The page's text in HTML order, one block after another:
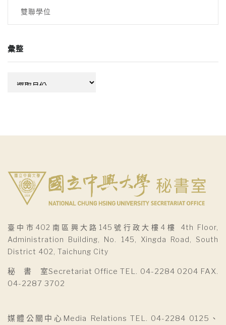
雙聯學位
彙整
臺中市402南區興大路145號行政大樓4樓 4th Floor,
Administration Building, No. 145, Xingda Road, South
District 402, Taichung City
秘 書 室Secretariat Office TEL. 04-2284 0204 FAX.
04-2287 3702
媒體公關中心Media Relations TEL. 04-2284 0125、